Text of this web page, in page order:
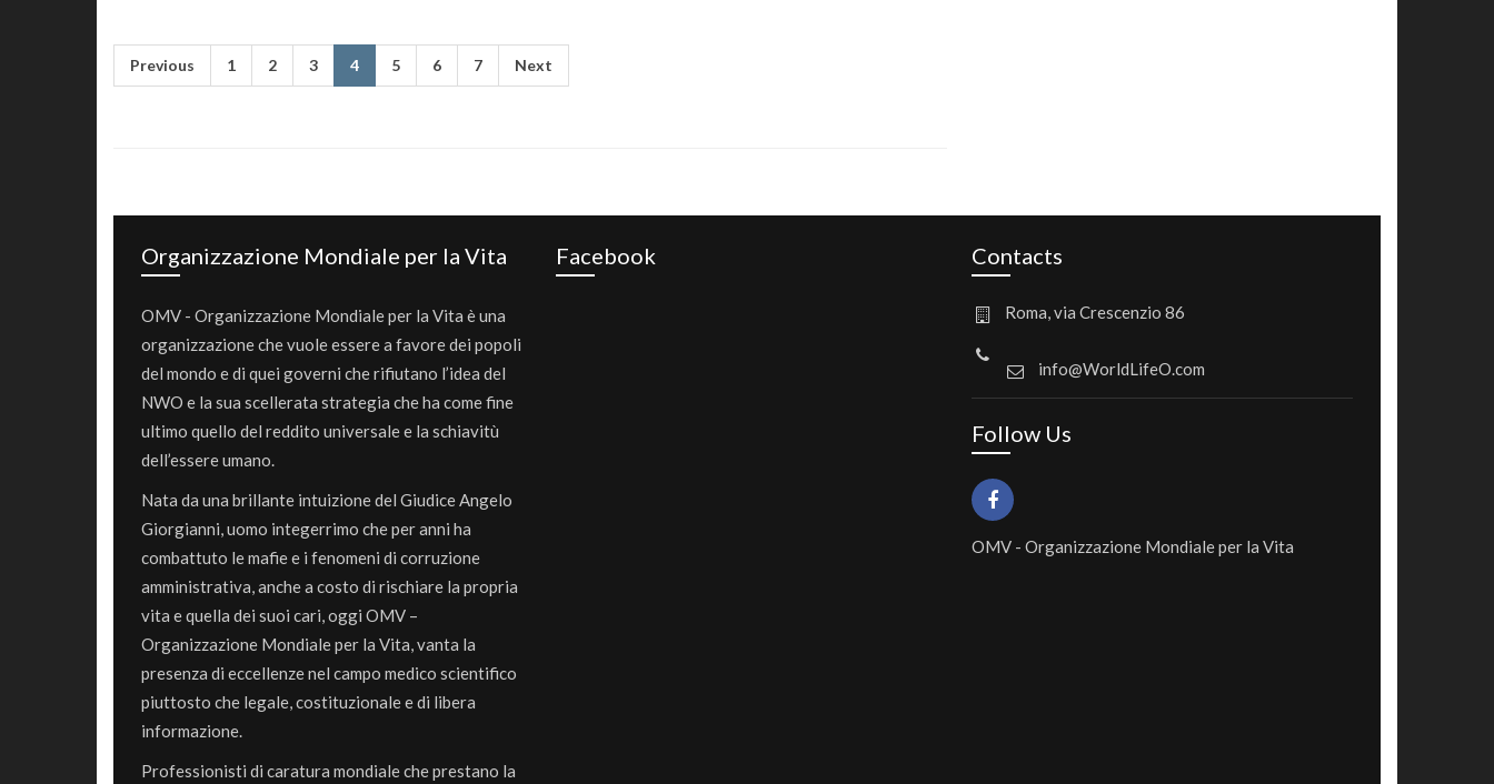
Previous 1 2 3 4 5 6 7 Next
Organizzazione Mondiale per la Vita
OMV - Organizzazione Mondiale per la Vita è una
organizzazione che vuole essere a favore dei popoli
del mondo e di quei governi che rifiutano l’idea del
NWO e la sua scellerata strategia che ha come fine
ultimo quello del reddito universale e la schiavitù
dell’essere umano.
Nata da una brillante intuizione del Giudice Angelo
Giorgianni, uomo integerrimo che per anni ha
combattuto le mafie e i fenomeni di corruzione
amministrativa, anche a costo di rischiare la propria
vita e quella dei suoi cari, oggi OMV –
Organizzazione Mondiale per la Vita, vanta la
presenza di eccellenze nel campo medico scientifico
piuttosto che legale, costituzionale e di libera
informazione.
Professionisti di caratura mondiale che prestano la
Facebook Contacts
Roma, via Crescenzio 86
info@WorldLifeO.com
Follow Us
OMV - Organizzazione Mondiale per la Vita